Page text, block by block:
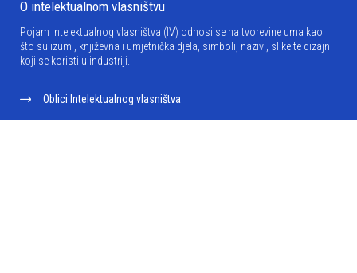
O intelektualnom vlasništvu
Pojam intelektualnog vlasništva (IV) odnosi se na tvorevine uma kao
što su izumi, književna i umjetnička djela, simboli, nazivi, slike te dizajn
koji se koristi u industriji.
Oblici Intelektualnog vlasništva